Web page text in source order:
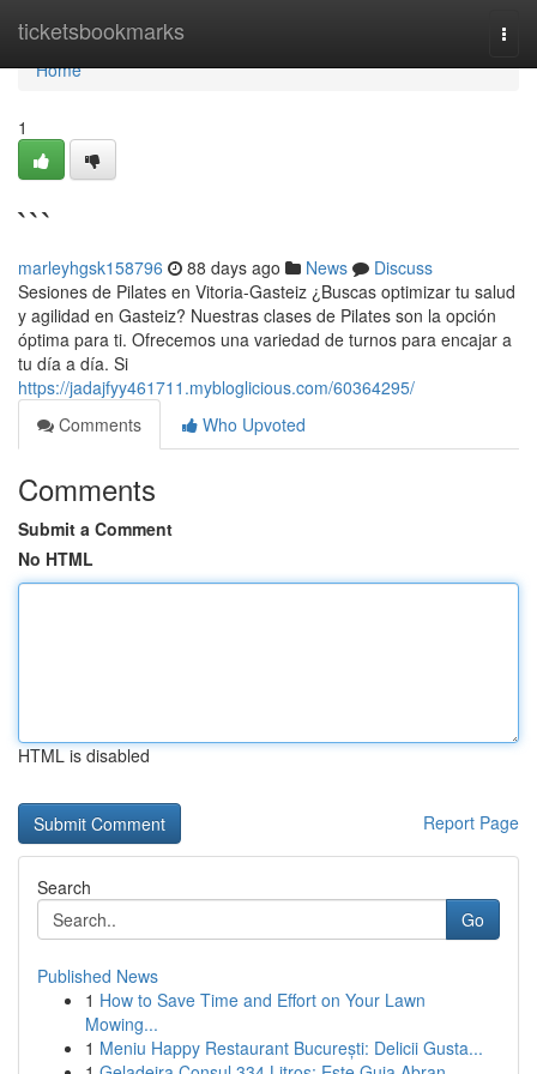
ticketsbookmarks
Home
Home
1
```
marleyhgsk158796 88 days ago News
Discuss
Sesiones de Pilates en Vitoria-Gasteiz ¿Buscas optimizar tu salud
y agilidad en Gasteiz? Nuestras clases de Pilates son la opción
óptima para ti. Ofrecemos una variedad de turnos para encajar a
tu día a día. Si
https://jadajfyy461711.mybloglicious.com/60364295/
Comments
Who Upvoted
Comments
Submit a Comment
No HTML
HTML is disabled
Report Page
Search
Go
Published News
1 How to Save Time and Effort on Your Lawn
Mowing...
1 Meniu Happy Restaurant București: Delicii Gusta...